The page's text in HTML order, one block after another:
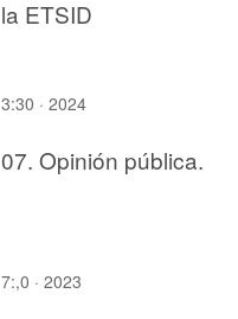
la ETSID
3:30 · 2024
07. Opinión pública.
7:,0 · 2023